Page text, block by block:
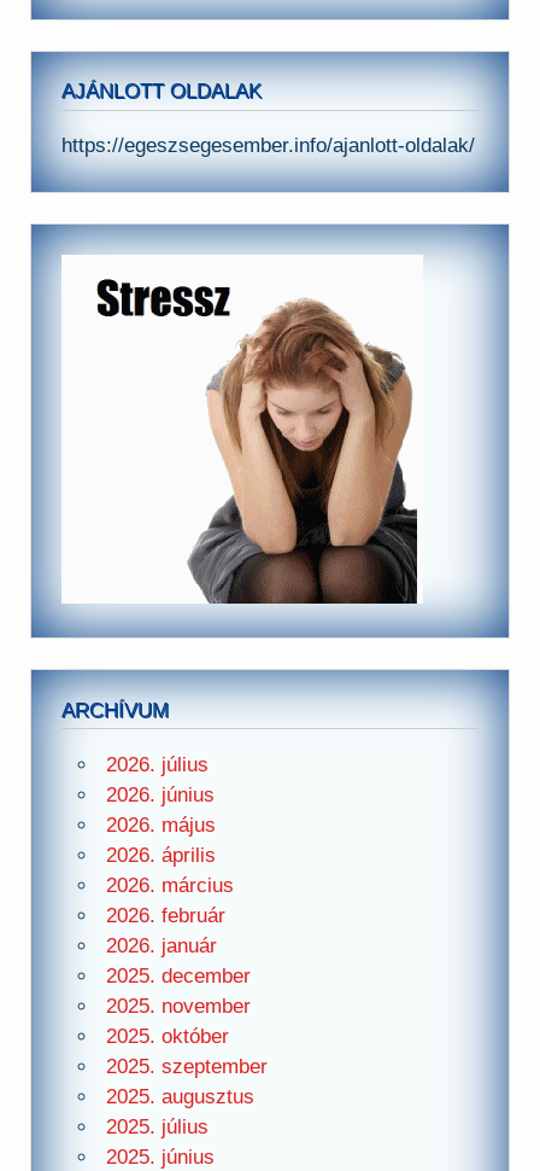
AJÁNLOTT OLDALAK
https://egeszsegesember.info/ajanlott-oldalak/
ARCHÍVUM
2026. július
2026. június
2026. május
2026. április
2026. március
2026. február
2026. január
2025. december
2025. november
2025. október
2025. szeptember
2025. augusztus
2025. július
2025. június